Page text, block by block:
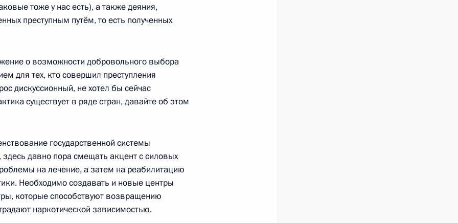
индийских
в расширенном
тоже у нас есть), а также деяния,
преступным путём, то есть полученных
о возможности добровольного выбора
для тех, кто совершил преступления
дискуссионный, не хотел бы сейчас
существует в ряде стран, давайте об этом
государственной системы
давно пора смещать акцент с силовых
на лечение, а затем на реабилитацию
Необходимо создавать и новые центры
которые способствуют возвращению
наркотической зависимостью.